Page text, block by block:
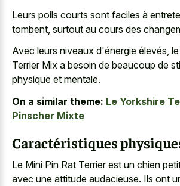
Leurs poils courts sont faciles à
tombent, surtout au cours des
Avec leurs niveaux d'énergie élevés,
Terrier Mix a besoin de beaucoup de
physique et mentale.
On a similar theme: Le Yorkshire
Pinscher Mixte
Caractéristiques
Le Mini Pin Rat Terrier est un chien
avec une attitude audacieuse. Ils ont